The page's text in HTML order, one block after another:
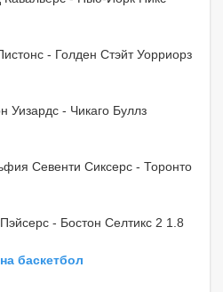
- Голден Стэйт Уорриорз
Уизардс - Чикаго Буллз
Севенти Сиксерс - Торонто
- Бостон Селтикс 2 1.8
баскетбол